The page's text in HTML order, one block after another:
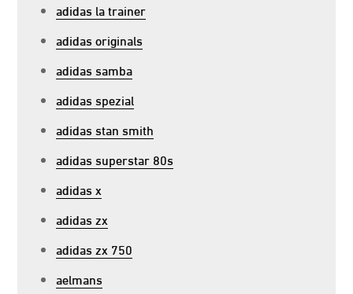
adidas la trainer
adidas originals
adidas samba
adidas spezial
adidas stan smith
adidas superstar 80s
adidas x
adidas zx
adidas zx 750
aelmans